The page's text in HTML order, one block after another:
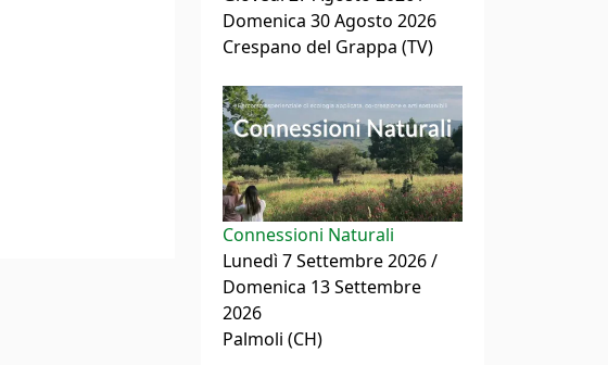
Domenica 30 Agosto 2026
Crespano del Grappa (TV)
Connessioni Naturali
Lunedì 7 Settembre 2026 /
Domenica 13 Settembre
2026
Palmoli (CH)